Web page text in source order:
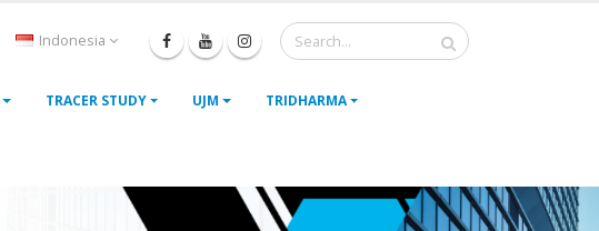
Indonesia
TRACER STUDY UJM TRIDHARMA